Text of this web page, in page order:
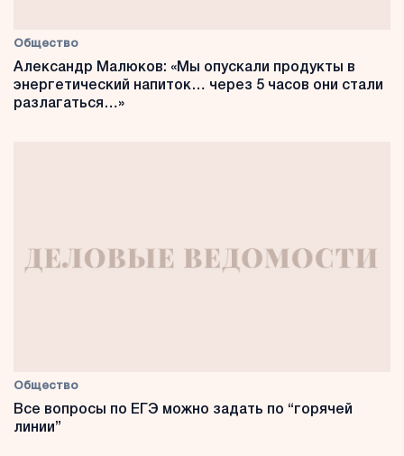
Общество
Александр Малюков: «Мы опускали продукты в
энергетический напиток… через 5 часов они стали
разлагаться…»
Общество
Все вопросы по ЕГЭ можно задать по “горячей
линии”